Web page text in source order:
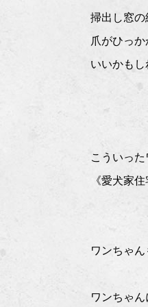
掃出し窓の
爪がひっ
いいかもし
こういっ
《愛犬家
ワンちゃん
ワンちゃ